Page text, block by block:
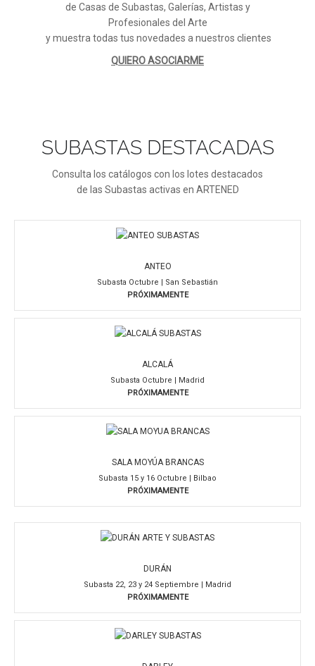
de Casas de Subastas, Galerías, Artistas y
Profesionales del Arte
y muestra todas tus novedades a nuestros clientes
QUIERO ASOCIARME
SUBASTAS DESTACADAS
Consulta los catálogos con los lotes destacados
de las Subastas activas en ARTENED
ANTEO
Subasta Octubre | San Sebastián
PRÓXIMAMENTE
ALCALÁ
Subasta Octubre | Madrid
PRÓXIMAMENTE
SALA MOYÚA BRANCAS
Subasta 15 y 16 Octubre | Bilbao
PRÓXIMAMENTE
DURÁN
Subasta 22, 23 y 24 Septiembre | Madrid
PRÓXIMAMENTE